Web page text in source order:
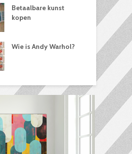
Betaalbare kunst
kopen
Wie is Andy Warhol?